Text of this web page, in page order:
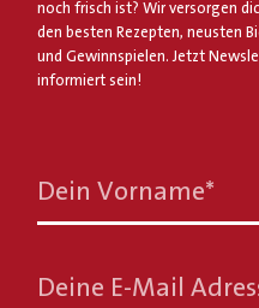
noch frisch ist? Wir versorgen
den besten Rezepten, neusten
und Gewinnspielen. Jetzt
informiert sein!
Dein Vorname*
Deine E-Mail